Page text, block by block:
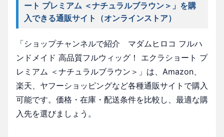
ート プレミアム ＜ナチュラルブラウン＞」を購
入できる通販サイト（オンラインストア）
「ショップチャンネルで紹介 マダムヒロコ フルハ
ンドメイド 高品質フルウィッグ！ エクラショート プ
レミアム ＜ナチュラルブラウン＞」は、Amazon、
楽天、ヤフーショッピングなど各種通販サイトで購入
可能です。価格・在庫・配送条件を比較し、最適な購
入先を選びましょう。